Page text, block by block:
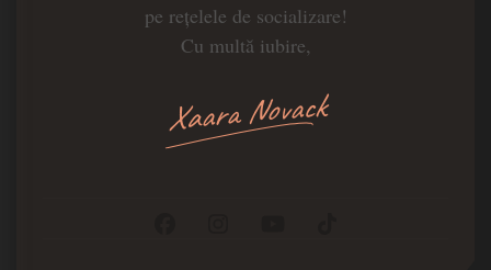
pe rețelele de socializare!
Cu multă iubire,
Xaara Novack